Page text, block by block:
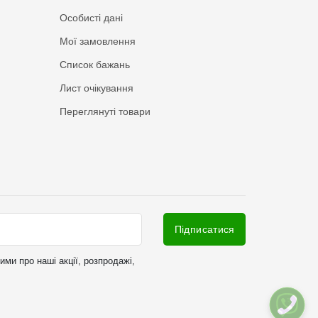
Особисті дані
Мої замовлення
Список бажань
Лист очікування
Переглянуті товари
про наші акції, розпродажі,
Підписатися